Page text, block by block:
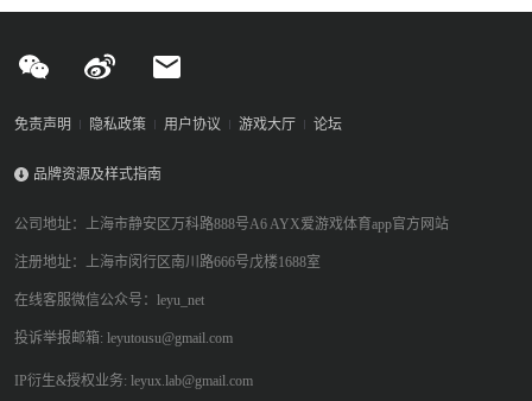
免责声明 隐私政策 用户协议 游戏大厅 论坛
品牌资源及样式指南
公司地址：上海市静安区万科路888号A6 AYX爱游戏体育app官方网站
注册地址：上海市闵行区南川路666号戊楼1688室
在线客服微信公众号：leyu_net
投诉举报邮箱: leyutousu@gmail.com
IP衍生&授权业务: leyux.lab@gmail.com